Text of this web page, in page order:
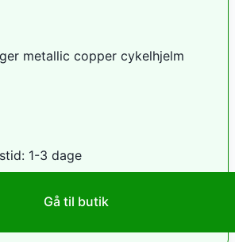
metallic copper cykelhjelm
1-3 dage
Gå til butik